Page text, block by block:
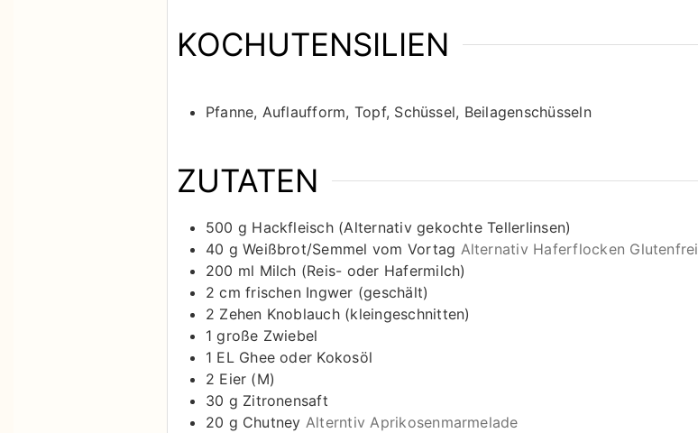
KOCHUTENSILIEN
Pfanne, Auflaufform, Topf, Schüssel, Beilagenschüsseln
ZUTATEN
500 g Hackfleisch (Alternativ gekochte Tellerlinsen)
40 g Weißbrot/Semmel vom Vortag Alternativ Haferflocken Glutenfrei
200 ml Milch (Reis- oder Hafermilch)
2 cm frischen Ingwer (geschält)
2 Zehen Knoblauch (kleingeschnitten)
1 große Zwiebel
1 EL Ghee oder Kokosöl
2 Eier (M)
30 g Zitronensaft
20 g Chutney Alterntiv Aprikosenmarmelade